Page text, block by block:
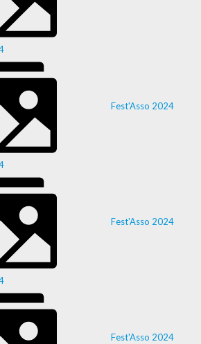
Fest'Asso 2024
Fest'Asso 2024
Fest'Asso 2024